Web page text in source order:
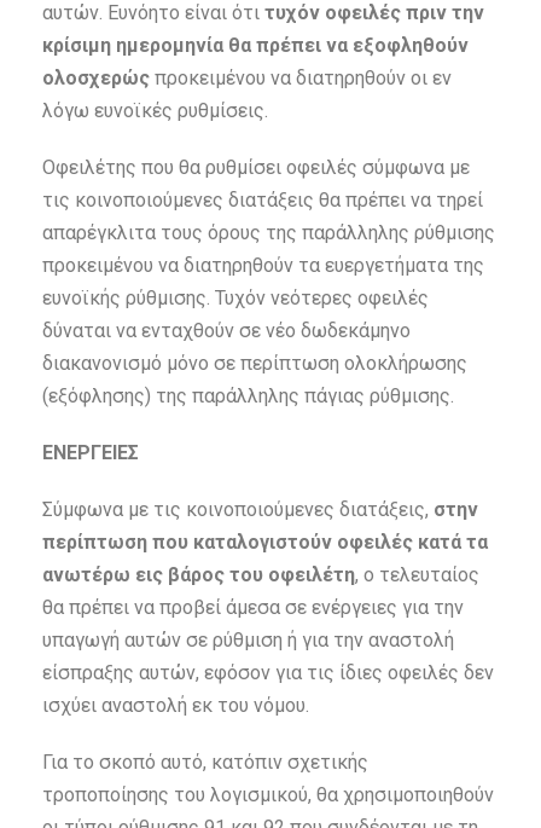
αυτών. Ευνόητο είναι ότι τυχόν οφειλές πριν την
κρίσιμη ημερομηνία θα πρέπει να εξοφληθούν
ολοσχερώς προκειμένου να διατηρηθούν οι εν
λόγω ευνοϊκές ρυθμίσεις.
Οφειλέτης που θα ρυθμίσει οφειλές σύμφωνα με
τις κοινοποιούμενες διατάξεις θα πρέπει να τηρεί
απαρέγκλιτα τους όρους της παράλληλης ρύθμισης
προκειμένου να διατηρηθούν τα ευεργετήματα της
ευνοϊκής ρύθμισης. Τυχόν νεότερες οφειλές
δύναται να ενταχθούν σε νέο δωδεκάμηνο
διακανονισμό μόνο σε περίπτωση ολοκλήρωσης
(εξόφλησης) της παράλληλης πάγιας ρύθμισης.
ΕΝΕΡΓΕΙΕΣ
Σύμφωνα με τις κοινοποιούμενες διατάξεις, στην
περίπτωση που καταλογιστούν οφειλές κατά τα
ανωτέρω εις βάρος του οφειλέτη, ο τελευταίος
θα πρέπει να προβεί άμεσα σε ενέργειες για την
υπαγωγή αυτών σε ρύθμιση ή για την αναστολή
είσπραξης αυτών, εφόσον για τις ίδιες οφειλές δεν
ισχύει αναστολή εκ του νόμου.
Για το σκοπό αυτό, κατόπιν σχετικής
τροποποίησης του λογισμικού, θα χρησιμοποιηθούν